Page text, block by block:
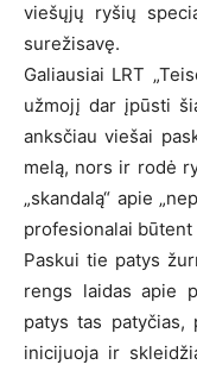
viešųjų ryšių
surežisavę.
Galiausiai LRT
užmojį dar įpūsti
anksčiau viešai
melą, nors ir rodė
„skandalą“ apie
profesionalai būtent
Paskui tie patys
rengs laidas apie
patys tas patyčias,
inicijuoja ir